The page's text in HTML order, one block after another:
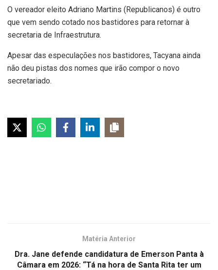
O vereador eleito Adriano Martins (Republicanos) é outro
que vem sendo cotado nos bastidores para retornar à
secretaria de Infraestrutura.
Apesar das especulações nos bastidores, Tacyana ainda
não deu pistas dos nomes que irão compor o novo
secretariado.
Matéria Anterior
Dra. Jane defende candidatura de Emerson Panta à
Câmara em 2026: “Tá na hora de Santa Rita ter um